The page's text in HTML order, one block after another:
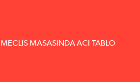
MECLİS MASASINDA ACI TABLO